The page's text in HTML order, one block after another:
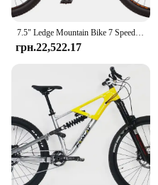
7.5" Ledge Mountain Bike 7 Speeds Aluminum Full Suspension Frame and Progressive Trail Bike Geometry 27.5 X 2.60 Wheels
грн.22,522.17